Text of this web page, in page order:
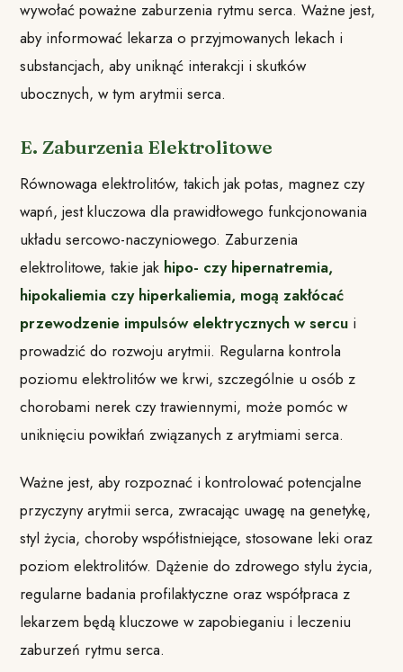
wywołać poważne zaburzenia rytmu serca. Ważne jest,
aby informować lekarza o przyjmowanych lekach i
substancjach, aby uniknąć interakcji i skutków
ubocznych, w tym arytmii serca.
E. Zaburzenia Elektrolitowe
Równowaga elektrolitów, takich jak potas, magnez czy
wapń, jest kluczowa dla prawidłowego funkcjonowania
układu sercowo-naczyniowego. Zaburzenia
elektrolitowe, takie jak hipo- czy hipernatremia,
hipokaliemia czy hiperkaliemia, mogą zakłócać
przewodzenie impulsów elektrycznych w sercu i
prowadzić do rozwoju arytmii. Regularna kontrola
poziomu elektrolitów we krwi, szczególnie u osób z
chorobami nerek czy trawiennymi, może pomóc w
uniknięciu powikłań związanych z arytmiami serca.
Ważne jest, aby rozpoznać i kontrolować potencjalne
przyczyny arytmii serca, zwracając uwagę na genetykę,
styl życia, choroby współistniejące, stosowane leki oraz
poziom elektrolitów. Dążenie do zdrowego stylu życia,
regularne badania profilaktyczne oraz współpraca z
lekarzem będą kluczowe w zapobieganiu i leczeniu
zaburzeń rytmu serca.